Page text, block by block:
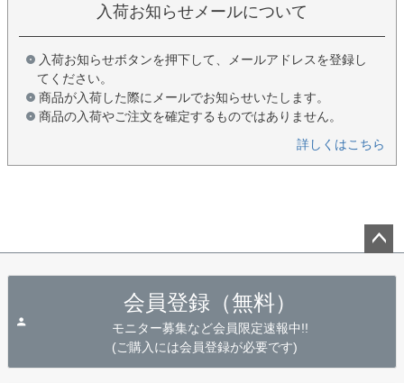
入荷お知らせメールについて
入荷お知らせボタンを押下して、メールアドレスを登録し
てください。
商品が入荷した際にメールでお知らせいたします。
商品の入荷やご注文を確定するものではありません。
詳しくはこちら
会員登録（無料）
モニター募集など会員限定速報中!!
(ご購入には会員登録が必要です)